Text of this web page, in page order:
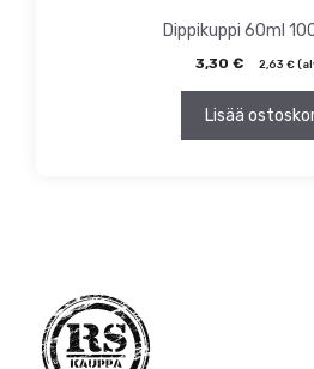
Dippikuppi 60ml
3,30 € 2,63 €
Lisää